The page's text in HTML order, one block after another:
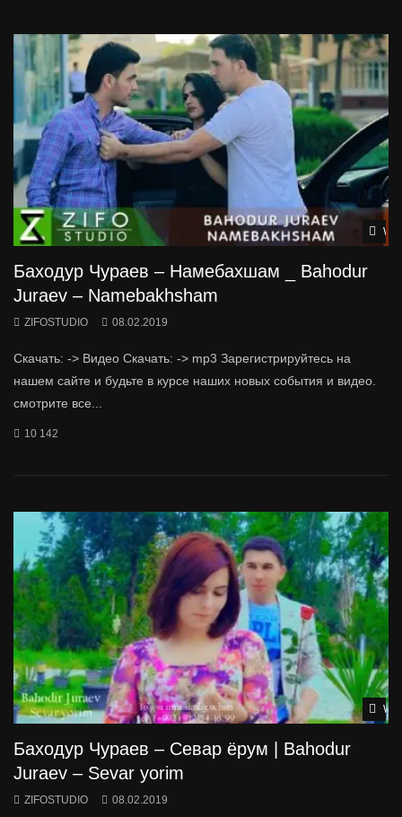
Баходур Чураев – Намебахшам _ Bahodur
Juraev – Namebakhsham
ZIFOSTUDIO 08.02.2019
Скачать: -> Видео Скачать: -> mp3 Зарегистрируйтесь на
нашем сайте и будьте в курсе наших новых события и видео.
смотрите все...
10 142
Баходур Чураев – Севар ёрум | Bahodur
Juraev – Sevar yorim
ZIFOSTUDIO 08.02.2019